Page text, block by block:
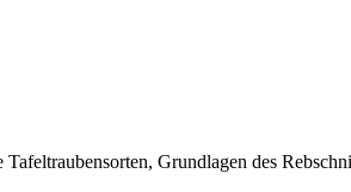
Grundlagen des